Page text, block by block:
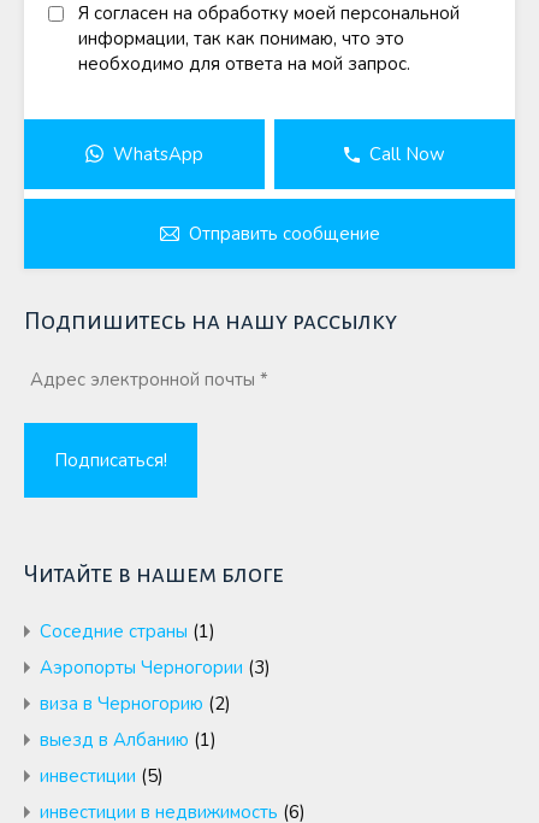
Я согласен на обработку моей персональной
информации, так как понимаю, что это
необходимо для ответа на мой запрос.
WhatsApp Call Now
Отправить сообщение
Подпишитесь на нашу рассылку
Читайте в нашем блоге
Cоседние страны (1)
Аэропорты Черногории (3)
виза в Черногорию (2)
выезд в Албанию (1)
инвестиции (5)
инвестиции в недвижимость (6)